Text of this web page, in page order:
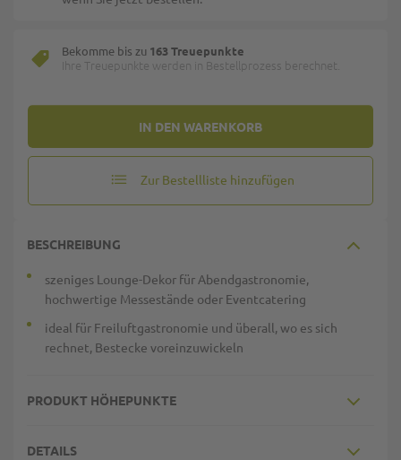
IN DEN WARENKORB
Bekomme bis zu 163 Treuepunkte
Ihre Treuepunkte werden in Bestellprozess berechnet.
Zur Bestellliste hinzufügen
BESCHREIBUNG
szeniges Lounge-Dekor für Abendgastronomie,
hochwertige Messestände oder Eventcatering
ideal für Freiluftgastronomie und überall, wo es sich
rechnet, Bestecke voreinzuwickeln
PRODUKT HÖHEPUNKTE
DETAILS